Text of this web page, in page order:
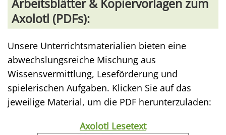
Arbeitsblätter & Kopiervorlagen zum
Axolotl (PDFs):
Unsere Unterrichtsmaterialien bieten eine
abwechslungsreiche Mischung aus
Wissensvermittlung, Leseförderung und
spielerischen Aufgaben. Klicken Sie auf das
jeweilige Material, um die PDF herunterzuladen:
Axolotl Lesetext